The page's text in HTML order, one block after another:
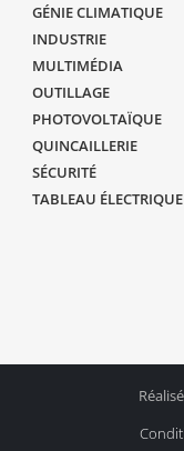
GÉNIE CLIMATIQUE
INDUSTRIE
MULTIMÉDIA
OUTILLAGE
PHOTOVOLTAÏQUE
QUINCAILLERIE
SÉCURITÉ
TABLEAU ÉLECTRIQUE